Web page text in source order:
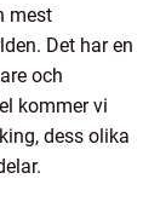
mest
Det har en
och
kommer vi
dess olika